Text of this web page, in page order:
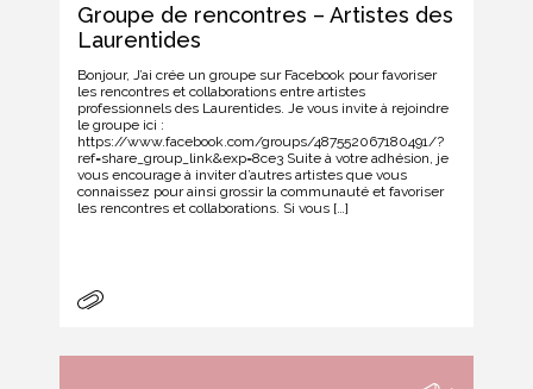
Groupe de rencontres – Artistes des
Laurentides
Bonjour, J’ai crée un groupe sur Facebook pour favoriser
les rencontres et collaborations entre artistes
professionnels des Laurentides. Je vous invite à rejoindre
le groupe ici :
https://www.facebook.com/groups/487552067180491/?
ref=share_group_link&exp=8ce3 Suite à votre adhésion, je
vous encourage à inviter d’autres artistes que vous
connaissez pour ainsi grossir la communauté et favoriser
les rencontres et collaborations. Si vous […]